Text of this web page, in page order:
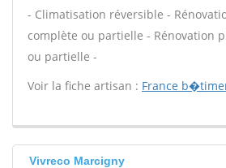
- Climatisation réversible -
complète ou partielle - Rénovation
ou partielle -
Voir la fiche artisan : France
Vivreco Marcigny